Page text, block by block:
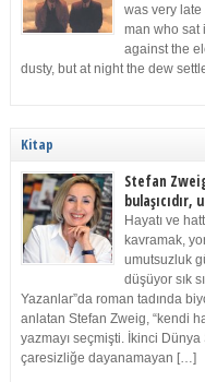
was very
man who sat
against the
dusty, but at night the dew
Kitap
Stefan
bulaşıcıdır,
Hayatı ve
kavramak,
umutsuzluk
düşüyor sık
Yazanlar”da roman tadında
anlatan Stefan Zweig, “kendi
yazmayı seçmişti. İkinci Dünya
çaresizliğe dayanamayan […]